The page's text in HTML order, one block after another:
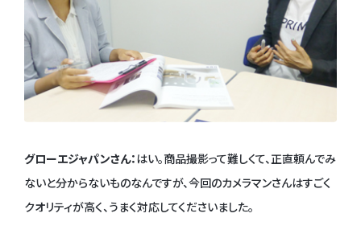
グローエジャパンさん：はい。商品撮影って難しくて、正直頼んでみ
ないと分からないものなんですが、今回のカメラマンさんはすごく
クオリティが高く、うまく対応してくださいました。